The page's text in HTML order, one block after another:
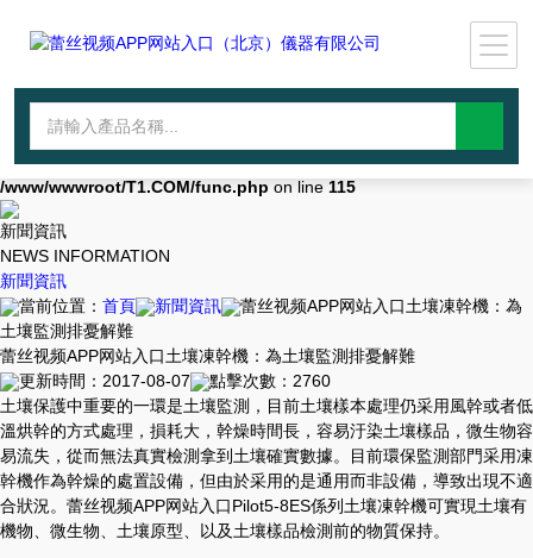
Warning: mkdir(): No space left on device in
file_put_contents(./cachefile_yuan/lantianyin.com/cache/e4/60357/
failed to open stream: No such file or directory in
/www/wwwroot/T1.COM/func.php on line 115
新聞資訊
NEWS INFORMATION
新聞資訊
當前位置： 首頁 新聞資訊
蕾丝视频APP网站入口土壤凍幹機：為
土壤監測排憂解難
蕾丝视频APP网站入口土壤凍幹機：為土壤監測排憂解難
更新時間：2017-08-07
點擊次數：2760
土壤保護中重要的一環是土壤監測，目前土壤樣本處理仍采用風幹或者低
溫烘幹的方式處理，損耗大，幹燥時間長，容易汙染土壤樣品，微生物容
易流失，從而無法真實檢測拿到土壤確實數據。目前環保監測部門采用凍
幹機作為幹燥的處置設備，但由於采用的是通用而非設備，導致出現不適
合狀況。蕾丝视频APP网站入口Pilot5-8ES係列土壤凍幹機可實現土壤有
機物、微生物、土壤原型、以及土壤樣品檢測前的物質保持。